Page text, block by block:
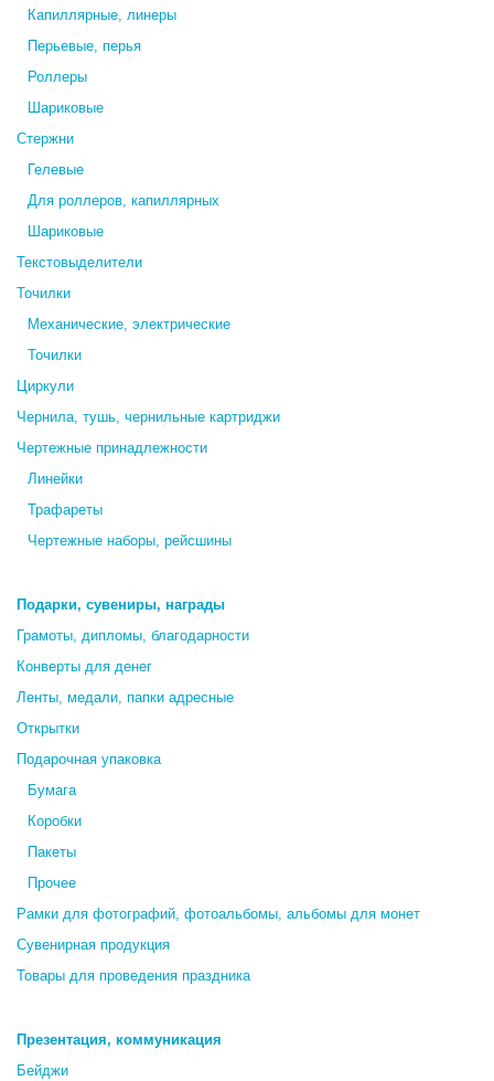
Капиллярные, линеры
Перьевые, перья
Роллеры
Шариковые
Стержни
Гелевые
Для роллеров, капиллярных
Шариковые
Текстовыделители
Точилки
Механические, электрические
Точилки
Циркули
Чернила, тушь, чернильные картриджи
Чертежные принадлежности
Линейки
Трафареты
Чертежные наборы, рейсшины
Подарки, сувениры, награды
Грамоты, дипломы, благодарности
Конверты для денег
Ленты, медали, папки адресные
Открытки
Подарочная упаковка
Бумага
Коробки
Пакеты
Прочее
Рамки для фотографий, фотоальбомы, альбомы для монет
Сувенирная продукция
Товары для проведения праздника
Презентация, коммуникация
Бейджи